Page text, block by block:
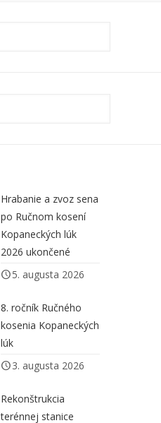
Hrabanie a zvoz sena
po Ručnom kosení
Kopaneckých lúk
2026 ukončené
5. augusta 2026
8. ročník Ručného
kosenia Kopaneckých
lúk
3. augusta 2026
Rekonštrukcia
terénnej stanice